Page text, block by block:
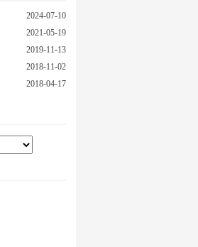
2024-07-10
2021-05-19
2019-11-13
2018-11-02
2018-04-17